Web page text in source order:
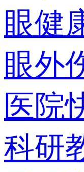
眼健
眼外
医院
科研